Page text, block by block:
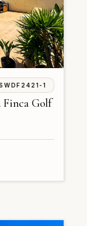
1
Finca Golf